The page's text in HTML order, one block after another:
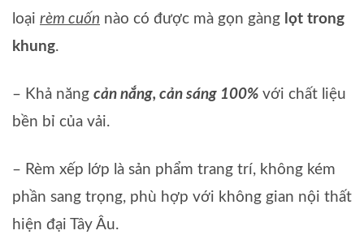
loại rèm cuốn nào có được mà gọn gàng lọt trong
khung.
– Khả năng cản nắng, cản sáng 100% với chất liệu
bền bỉ của vải.
– Rèm xếp lớp là sản phẩm trang trí, không kém
phần sang trọng, phù hợp với không gian nội thất
hiện đại Tây Âu.